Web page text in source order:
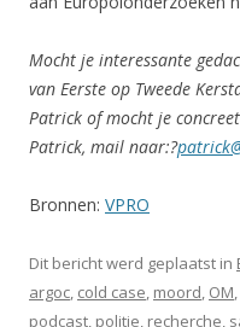
Mocht je interessante
van Eerste op Tweede
Patrick of mocht je
Patrick, mail naar:?
Bronnen: VPRO
Dit bericht werd geplaatst in
argoc, cold case, moord, OM,
podcast, politie, recherche,